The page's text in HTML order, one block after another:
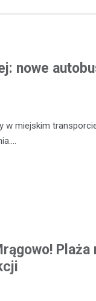
nowe
w miejskim
Plaża